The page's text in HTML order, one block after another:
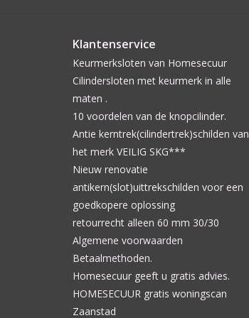
Klantenservice
Keurmerksloten van Homesecuur
Cilindersloten met keurmerk in alle
maten .
10 voordelen van de knopcilinder.
Antie kerntrek(cilindertrek)schilden van
het merk VEILIG SKG***
Nieuw renovatie
antikern(slot)uittrekschilden voor een
goedkopere oplossing
retourrecht alleen 60 mm 30/30
Algemene voorwaarden
Betaalmethoden.
Homesecuur geeft u gratis advies.
HOMESECUUR gratis woningscan
Zaanstad